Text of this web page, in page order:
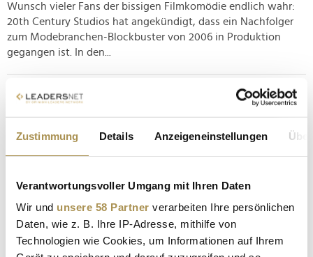
Zustimmung Details Anzeigeneinstellungen
Verantwortungsvoller Umgang mit Ihren Daten
Wir und unsere 58 Partner verarbeiten Ihre persönlichen
Daten, wie z. B. Ihre IP-Adresse, mithilfe von
Technologien wie Cookies, um Informationen auf Ihrem
Wunsch vieler Fans der bissigen Filmkomödie endlich wahr:
20th Century Studios hat angekündigt, dass ein Nachfolger
zum Modebranchen-Blockbuster von 2006 in Produktion
gegangen ist. In den...
Von der Brillenschlange zur Trendsetterin:
dem Librariancore ein einzigartiger Trend, der im Jahr 2024
Bibliothekarinnen zu den neuen Stilikonen macht. Nach den
Wellen von Normcore, Barbiecore und Balletcore rückt dieser
Modestil die Bibliothekarinnen in den Mittelpunkt und prägt
die...